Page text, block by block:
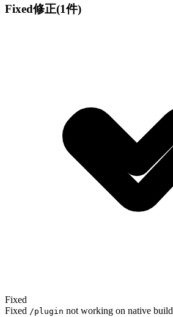
Fixed修正(1件)
Fixed
Fixed /plugin not working on native build